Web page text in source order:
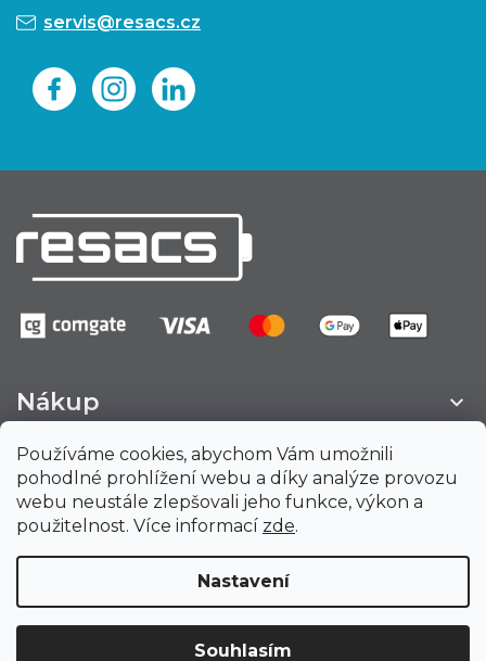
Používáme cookies, abychom Vám umožnili
pohodlné prohlížení webu a díky analýze provozu
webu neustále zlepšovali jeho funkce, výkon a
použitelnost. Více informací zde.
Nastavení
Souhlasím
servis@resacs.cz
Nákup
Obchod, kancelář
Provozovna, Sklad